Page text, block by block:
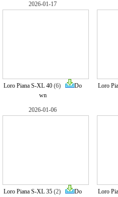
2026-01-17
Loro Piana S-XL 40 (6)
Do
wn
Loro
2026-01-06
Loro Piana S-XL 35 (2) Do Loro